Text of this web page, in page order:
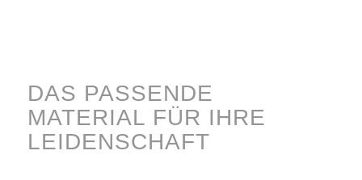
DAS PASSENDE
MATERIAL FÜR IHRE
LEIDENSCHAFT